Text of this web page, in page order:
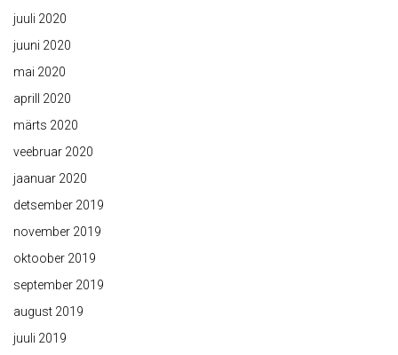
juuli 2020
juuni 2020
mai 2020
aprill 2020
märts 2020
veebruar 2020
jaanuar 2020
detsember 2019
november 2019
oktoober 2019
september 2019
august 2019
juuli 2019